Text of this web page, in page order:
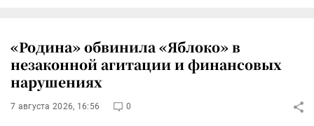
«Родина» обвинила «Яблоко» в
незаконной агитации и финансовых
нарушениях
7 августа 2026, 16:56 0